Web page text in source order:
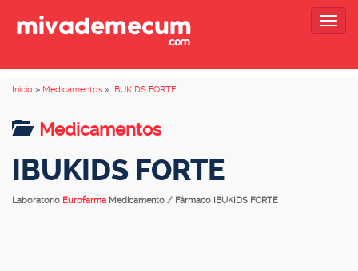
Inicio » Medicamentos » IBUKIDS FORTE
Medicamentos
IBUKIDS FORTE
Laboratorio Eurofarma Medicamento / Fármaco IBUKIDS FORTE